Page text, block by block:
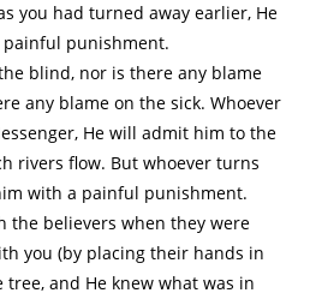
you had turned away earlier, He
punishment.
blind, nor is there any blame
any blame on the sick. Whoever
He will admit him to the
rivers flow. But whoever turns
with a painful punishment.
the believers when they were
you (by placing their hands in
and He knew what was in